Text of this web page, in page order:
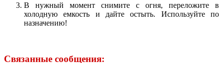
В нужный момент снимите с огня, переложите в
холодную емкость и дайте остыть. Используйте по
назначению!
Связанные сообщения: